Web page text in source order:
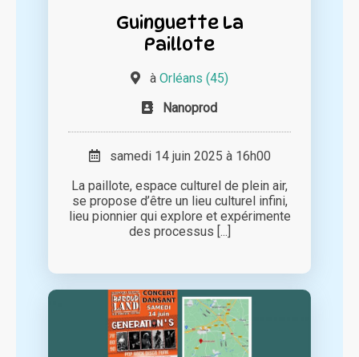
Guinguette La
Paillote
à Orléans (45)
Nanoprod
samedi 14 juin 2025 à 16h00
La paillote, espace culturel de plein air,
se propose d’être un lieu culturel infini,
lieu pionnier qui explore et expérimente
des processus [...]